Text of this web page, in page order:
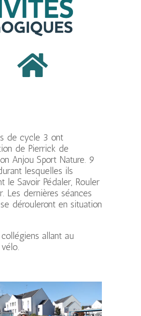

de cycle 3 ont
de Pierrick de
Anjou Sport Nature. 9
lesquelles ils
le Savoir Pédaler, Rouler
Les dernières séances
dérouleront en situation
allant au